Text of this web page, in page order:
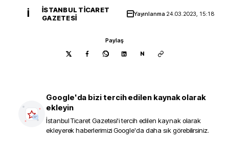
İ
İSTANBUL TICARET
GAZETESI
Yayınlanma 24.03.2023, 15:18
Paylaş
N
Google'da bizi tercih edilen kaynak olarak
ekleyin
İstanbul Ticaret Gazetesi'i tercih edilen kaynak olarak
ekleyerek haberlerimizi Google'da daha sık görebilirsiniz.